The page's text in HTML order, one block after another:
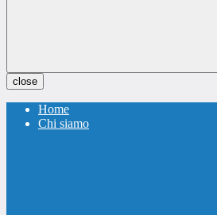
close
Home
Chi siamo